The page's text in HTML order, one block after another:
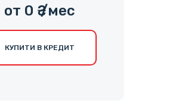
от 0 ₴ /мес
КУПИТИ В КРЕДИТ